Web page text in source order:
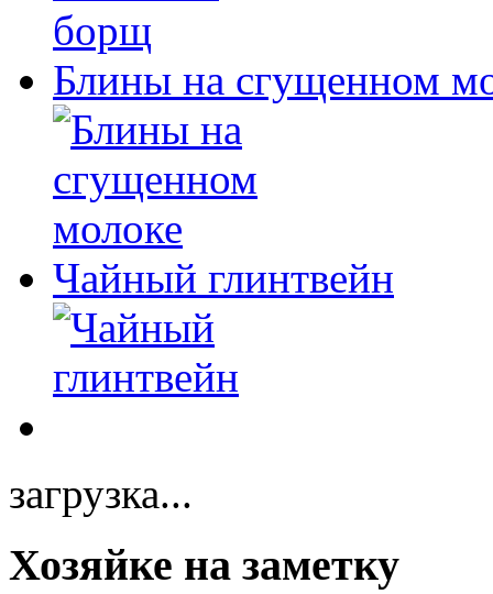
Блины на сгущенном
Чайный глинтвейн
загрузка...
Хозяйке на заметку